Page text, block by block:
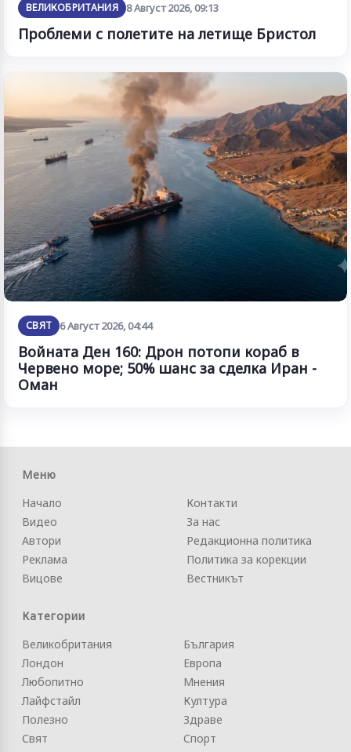
ВЕЛИКОБРИТАНИЯ 8 Август 2026, 09:13
Проблеми с полетите на летище Бристол
СВЯТ 6 Август 2026, 04:44
Войната Ден 160: Дрон потопи кораб в
Червено море; 50% шанс за сделка Иран -
Оман
Меню
Начало
Видео
Автори
Реклама
Вицове
Контакти
За нас
Редакционна политика
Политика за корекции
Вестникът
Категории
Великобритания
Лондон
Любопитно
Лайфстайл
Полезно
Свят
България
Европа
Мнения
Култура
Здраве
Спорт